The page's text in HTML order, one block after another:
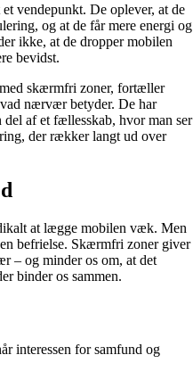
vendepunkt. De oplever, at de
og at de får mere energi og
ikke, at de dropper mobilen
bevidst.
skærmfri zoner, fortæller
nærvær betyder. De har
af et fællesskab, hvor man ser
der rækker langt ud over
at lægge mobilen væk. Men
befrielse. Skærmfri zoner giver
– og minder os om, at det
binder os sammen.
interessen for samfund og